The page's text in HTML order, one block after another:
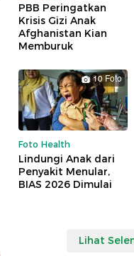
PBB Peringatkan
Krisis Gizi Anak
Afghanistan Kian
Memburuk
10 Foto
Foto Health
Lindungi Anak dari
Penyakit Menular,
BIAS 2026 Dimulai
Lihat